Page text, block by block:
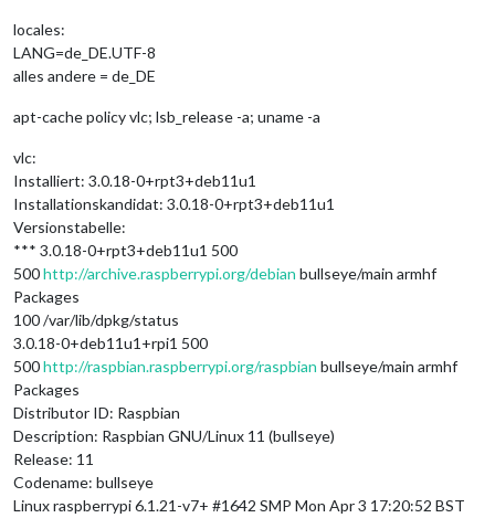
locales:
LANG=de_DE.UTF-8
alles andere = de_DE
apt-cache policy vlc; lsb_release -a; uname -a
vlc:
Installiert: 3.0.18-0+rpt3+deb11u1
Installationskandidat: 3.0.18-0+rpt3+deb11u1
Versionstabelle:
*** 3.0.18-0+rpt3+deb11u1 500
500http://archive.raspberrypi.org/debian bullseye/main armhf
Packages
100 /var/lib/dpkg/status
3.0.18-0+deb11u1+rpi1 500
500http://raspbian.raspberrypi.org/raspbian bullseye/main armhf
Packages
Distributor ID: Raspbian
Description: Raspbian GNU/Linux 11 (bullseye)
Release: 11
Codename: bullseye
Linux raspberrypi 6.1.21-v7+ #1642 SMP Mon Apr 3 17:20:52 BST